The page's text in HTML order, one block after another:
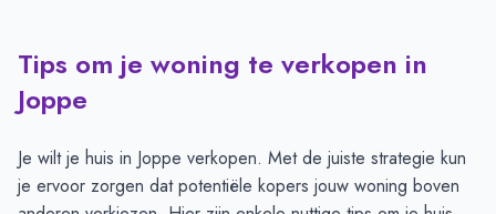
Tips om je woning te verkopen in
Joppe
Je wilt je huis in Joppe verkopen. Met de juiste strategie kun
je ervoor zorgen dat potentiële kopers jouw woning boven